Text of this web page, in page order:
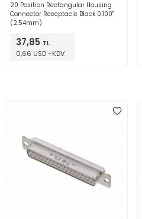
20 Position Rectangular Housing
Connector Receptacle Black 0.100"
(2.54mm)
37,85 TL
0,66 USD +KDV